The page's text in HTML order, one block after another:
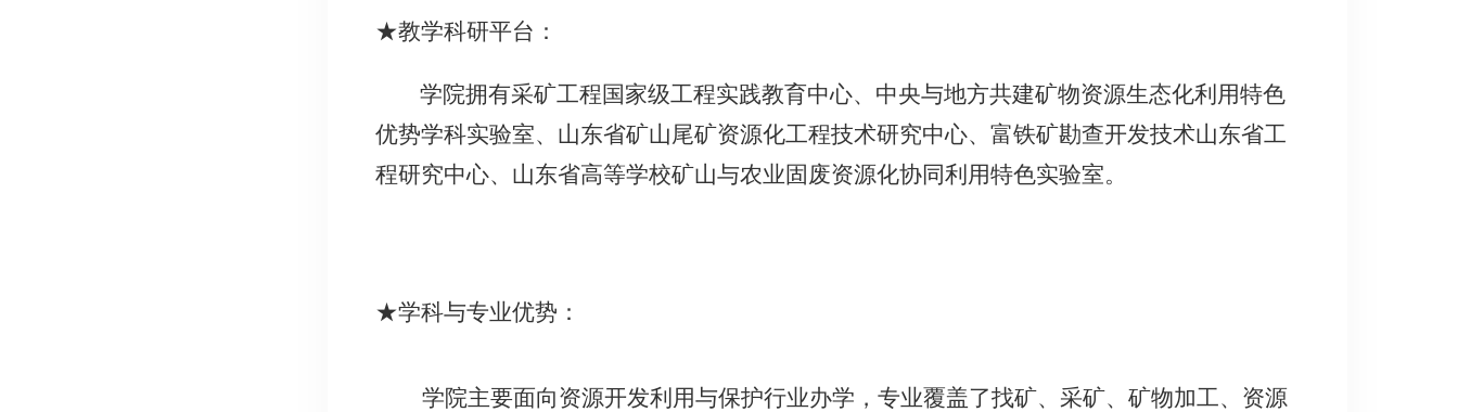
★教学科研平台：
学院拥有采矿工程国家级工程实践教育中心、中央与地方共建矿物资源生态化利用特色
优势学科实验室、山东省矿山尾矿资源化工程技术研究中心、富铁矿勘查开发技术山东省工
程研究中心、山东省高等学校矿山与农业固废资源化协同利用特色实验室。
★学科与专业优势：
学院主要面向资源开发利用与保护行业办学，专业覆盖了找矿、采矿、矿物加工、资源